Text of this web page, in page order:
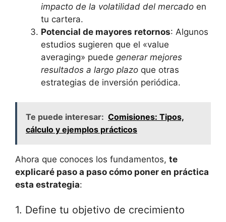
impacto‌ de la volatilidad⁤ del ⁣mercado en
‌tu cartera.
Potencial de mayores ‍retornos: Algunos‍
estudios‌ sugieren​ que ⁢el «value ​
averaging»‌ puede generar mejores
resultados a‍ largo plazo ⁤que otras
estrategias⁣ de‌ inversión​ periódica.
Te puede interesar: Comisiones: Tipos,
cálculo y ejemplos prácticos
Ahora‍ que conoces ⁣los fundamentos, te
explicaré paso ⁤a paso ‍cómo ⁤poner en práctica
esta estrategia:
1. ⁣Define ⁤tu objetivo‍ de crecimiento